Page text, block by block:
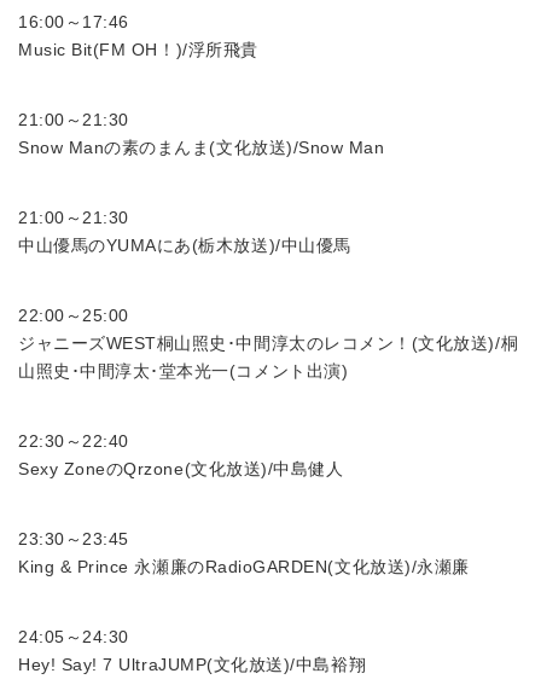
16:00～17:46
Music Bit(FM OH！)/浮所飛貴
21:00～21:30
Snow Manの素のまんま(文化放送)/Snow Man
21:00～21:30
中山優馬のYUMAにあ(栃木放送)/中山優馬
22:00～25:00
ジャニーズWEST桐山照史･中間淳太のレコメン！(文化放送)/桐
山照史･中間淳太･堂本光一(コメント出演)
22:30～22:40
Sexy ZoneのQrzone(文化放送)/中島健人
23:30～23:45
King & Prince 永瀬廉のRadioGARDEN(文化放送)/永瀬廉
24:05～24:30
Hey! Say! 7 UltraJUMP(文化放送)/中島裕翔